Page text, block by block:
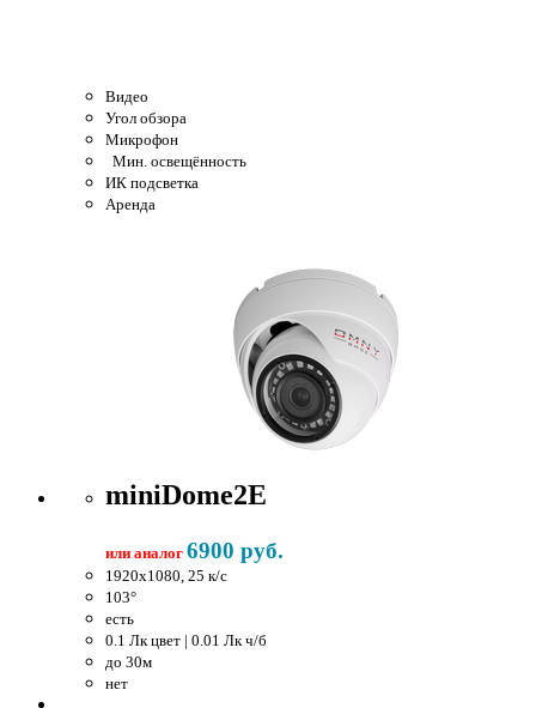
Видео
Угол обзора
Микрофон
Мин. освещённость
ИК подсветка
Аренда
miniDome2E
или аналог 6900 руб.
1920x1080, 25 к/c
103°
есть
0.1 Лк цвет | 0.01 Лк ч/б
до 30м
нет